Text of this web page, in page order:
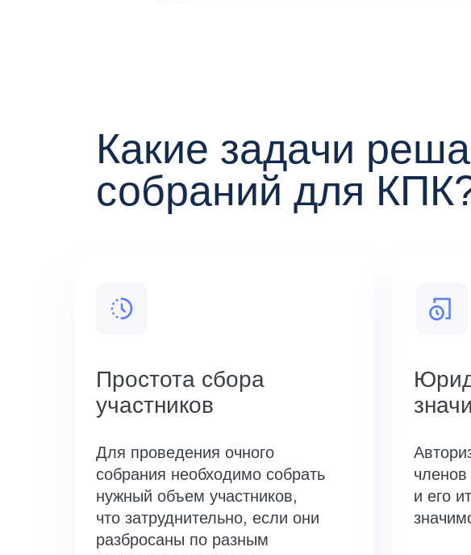
Какие задачи
собраний для
Простота сбора
участников
Для проведения очного
собрания необходимо собрать
нужный объем участников,
что затруднительно, если они
разбросаны по разным
и его